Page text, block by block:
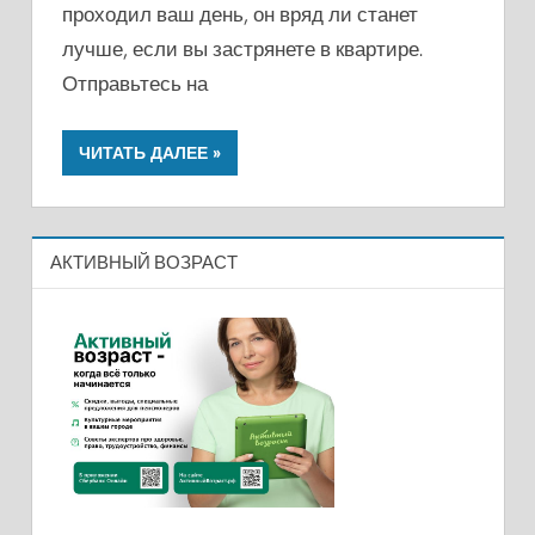
проходил ваш день, он вряд ли станет
лучше, если вы застрянете в квартире.
Отправьтесь на
ЧИТАТЬ ДАЛЕЕ
АКТИВНЫЙ ВОЗРАСТ